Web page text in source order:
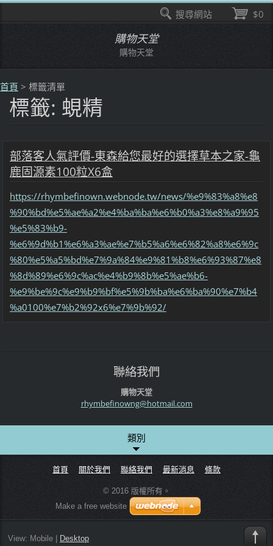
購物天堂
購物天堂
首頁 > 標籤清單
標籤: 蜆精
部落客人氣評價-東森給您最好的選擇草本之家-龜
鹿固源素100粒X6盒
https://rhymbefinown.webnode.tw/news/%e9%83%a8%e8
%90%bd%e5%ae%a2%e4%ba%ba%e6%b0%a3%e8%a9%95
%e5%83%b9-
%e6%9d%b1%e6%a3%ae%e7%b5%a6%e6%82%a8%e6%9c
%80%e5%a5%bd%e7%9a%84%e9%81%b8%e6%93%87%e8
%8d%89%e6%9c%ac%e4%b9%8b%e5%ae%b6-
%e9%be%9c%e9%b9%bf%e5%9b%ba%e6%ba%90%e7%b4
%a0100%e7%b2%92x6%e7%9b%92/
聯絡我們
購物天堂
rhymbefinowng@hotmail.com
類別
首頁 關於我們 聯絡我們 最新消息 條款
© 2016 版權所有。
Make a free website
View: Mobile| Desktop
$0
搜尋網站